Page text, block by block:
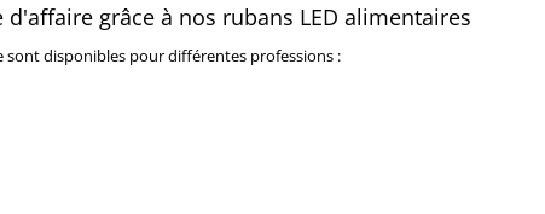
grâce à nos rubans LED alimentaires
sont disponibles pour différentes professions :